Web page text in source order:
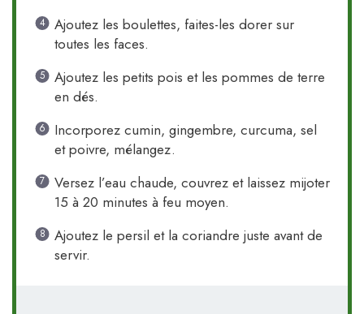
Ajoutez les boulettes, faites-les dorer sur
toutes les faces.
Ajoutez les petits pois et les pommes de terre
en dés.
Incorporez cumin, gingembre, curcuma, sel
et poivre, mélangez.
Versez l’eau chaude, couvrez et laissez mijoter
15 à 20 minutes à feu moyen.
Ajoutez le persil et la coriandre juste avant de
servir.